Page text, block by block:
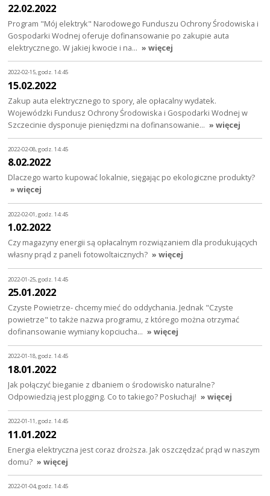
22.02.2022
Program "Mój elektryk" Narodowego Funduszu Ochrony Środowiska i
Gospodarki Wodnej oferuje dofinansowanie po zakupie auta
elektrycznego. W jakiej kwocie i na… » więcej
2022-02-15, godz. 14:45
15.02.2022
Zakup auta elektrycznego to spory, ale opłacalny wydatek.
Wojewódzki Fundusz Ochrony Środowiska i Gospodarki Wodnej w
Szczecinie dysponuje pieniędzmi na dofinansowanie… » więcej
2022-02-08, godz. 14:45
8.02.2022
Dlaczego warto kupować lokalnie, sięgając po ekologiczne produkty?
» więcej
2022-02-01, godz. 14:45
1.02.2022
Czy magazyny energii są opłacalnym rozwiązaniem dla produkujących
własny prąd z paneli fotowoltaicznych? » więcej
2022-01-25, godz. 14:45
25.01.2022
Czyste Powietrze- chcemy mieć do oddychania. Jednak "Czyste
powietrze" to także nazwa programu, z którego można otrzymać
dofinansowanie wymiany kopciucha… » więcej
2022-01-18, godz. 14:45
18.01.2022
Jak połączyć bieganie z dbaniem o środowisko naturalne?
Odpowiedzią jest plogging. Co to takiego? Posłuchaj! » więcej
2022-01-11, godz. 14:45
11.01.2022
Energia elektryczna jest coraz droższa. Jak oszczędzać prąd w naszym
domu? » więcej
2022-01-04, godz. 14:45